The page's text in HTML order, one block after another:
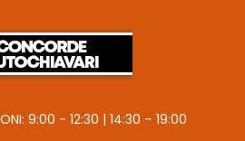
9:00 - 12:30 | 14:30 – 19:00